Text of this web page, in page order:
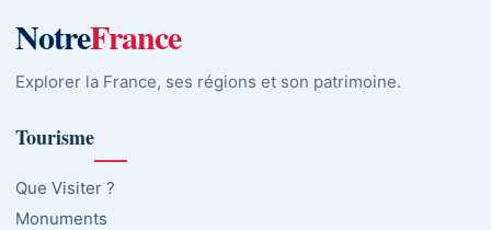
NotreFrance
Explorer la France, ses régions et son patrimoine.
Tourisme
Que Visiter ?
Monuments